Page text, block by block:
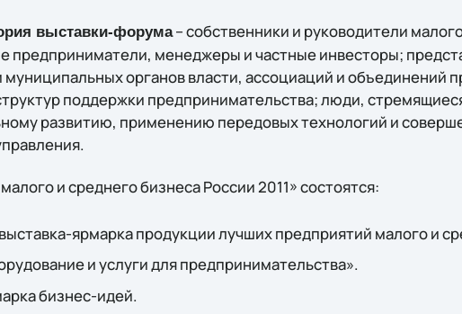
выставки-форума– собственники и руководители
предприниматели, менеджеры и частные инвесторы;
муниципальных органов власти, ассоциаций и объединений
поддержки предпринимательства; люди,
развитию, применению передовых технологий и
и среднего бизнеса России 2011» состоятся:
ярмарка продукции лучших предприятий малого и
и услуги для предпринимательства».
бизнес-идей.